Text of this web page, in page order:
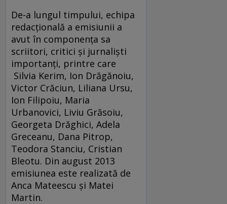
De-a lungul timpului, echipa
redacțională a emisiunii a
avut în componența sa
scriitori, critici și jurnaliști
importanți, printre care
Silvia Kerim, Ion Drăgănoiu,
Victor Crăciun, Liliana Ursu,
Ion Filipoiu, Maria
Urbanovici, Liviu Grăsoiu,
Georgeta Drăghici, Adela
Greceanu, Dana Pitrop,
Teodora Stanciu, Cristian
Bleotu. Din august 2013
emisiunea este realizată de
Anca Mateescu și Matei
Martin.